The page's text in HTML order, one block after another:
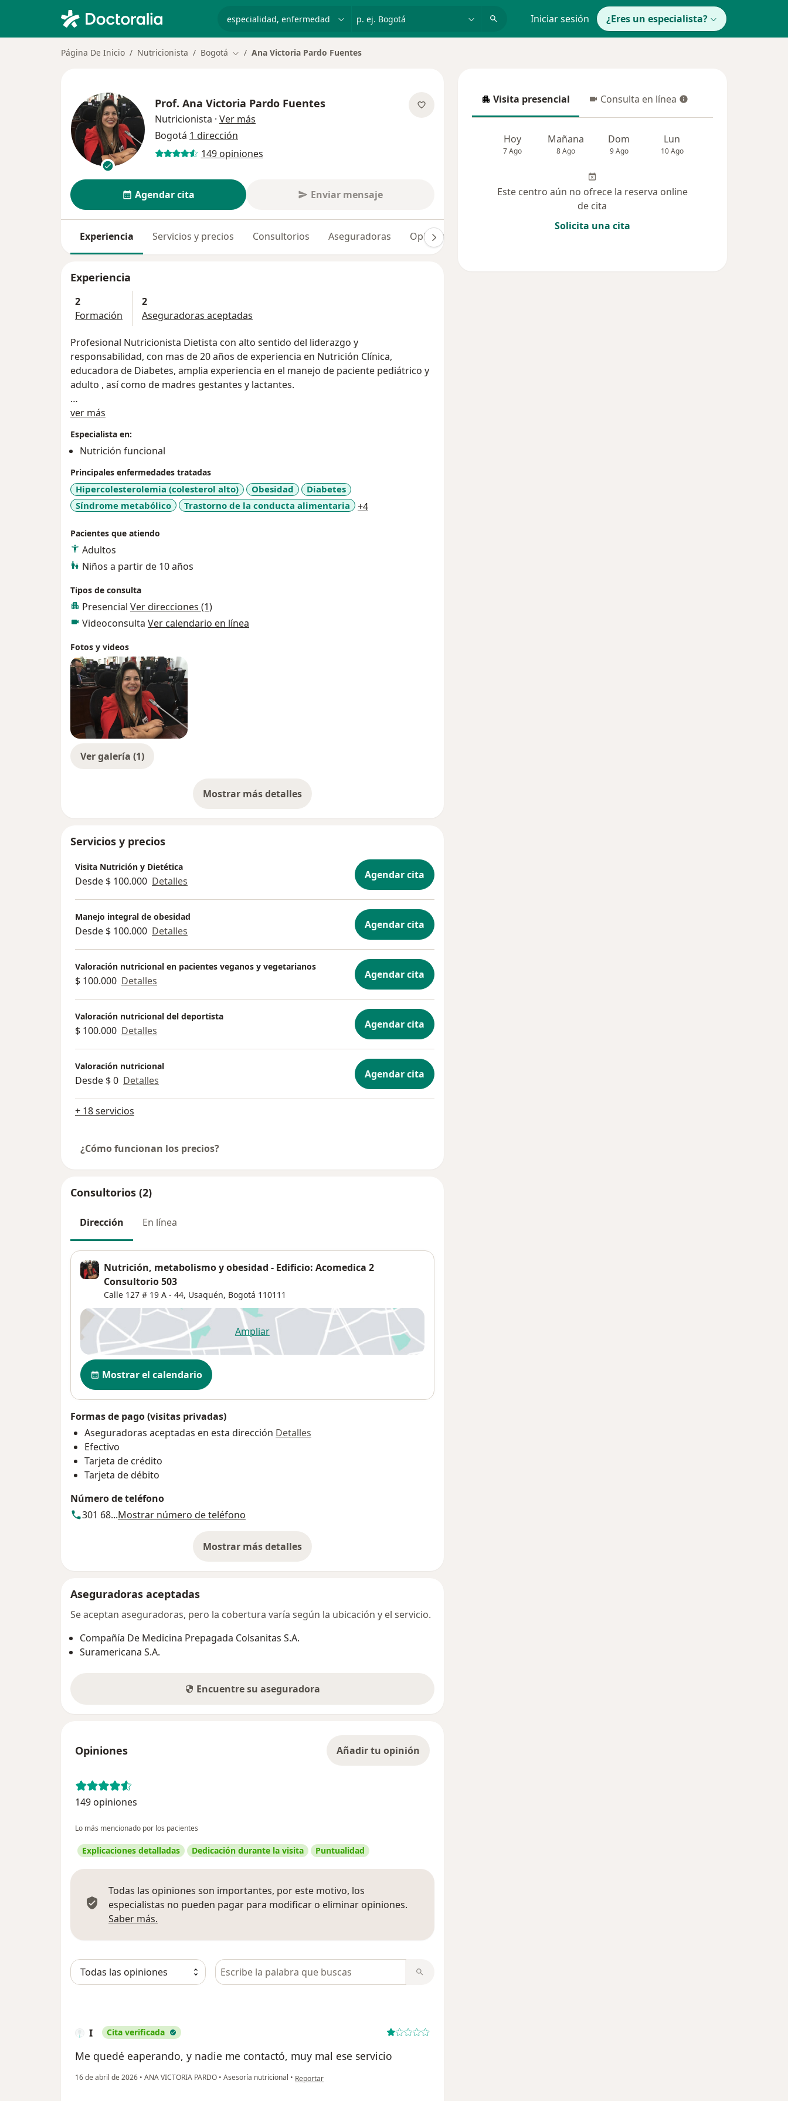
p. ej. Bogotá Iniciar sesión ¿Eres un especialista?
Página De Inicio Nutricionista Bogotá Cambiar de ciudad
Ana Victoria Pardo Fuentes
Prof. Ana Victoria Pardo Fuentes
Nutricionista · Ver más
Bogotá 1 dirección
149 opiniones
Agendar cita Enviar mensaje
Experiencia Servicios y precios Consultorios Aseguradoras Opiniones (149)
Experiencia
2
Formación
2
Aseguradoras aceptadas
Profesional Nutricionista Dietista con alto sentido del liderazgo y
responsabilidad, con mas de 20 años de experiencia en Nutrición Clínica,
educadora de Diabetes, amplia experiencia en el manejo de paciente pediátrico y
adulto , así como de madres gestantes y lactantes.
Especialista en manejo de la obesidad de manera integral, síndrome metabólico,
diverticulitis, hipertensión, enfermedad celiaca, estreñimiento y enfermedades
oncológicas entre otras .
ver más
Especialista en:
Nutrición funcional
Principales enfermedades tratadas
Hipercolesterolemia (colesterol alto) Obesidad
Diabetes
Síndrome metabólico
Trastorno de la conducta alimentaria +4a11y_sr_more_diseases
Pacientes que atiendo
Adultos
Niños a partir de 10 años
Tipos de consulta
Presencial Ver direcciones (1)
Videoconsulta Ver calendario en línea
Fotos y videos
Ver galería (1)
Mostrar más detalles
sobre la experiencia
Servicios y precios
Visita Nutrición y Dietética
Desde $ 100.000 Detalles Agendar cita
Manejo integral de obesidad
Desde $ 100.000 Detalles Agendar cita
Valoración nutricional en pacientes veganos y vegetarianos
$ 100.000 Detalles Agendar cita
Valoración nutricional del deportista
$ 100.000 Detalles Agendar cita
Valoración nutricional
Desde $ 0 Detalles Agendar cita
+ 18 servicios
¿Cómo funcionan los precios?
Consultorios (2)
Dirección En línea
Nutrición, metabolismo y obesidad - Edificio: Acomedica 2
Consultorio 503
Calle 127 # 19 A - 44, Usaquén, Bogotá 110111
Ampliarse abre en una nueva pestaña
Disponibilidad
Mostrar el calendario
Formas de pago (visitas privadas)
Aseguradoras aceptadas en esta dirección Detalles
Efectivo
Tarjeta de crédito
Tarjeta de débito
Número de teléfono
301 68...Mostrar número de teléfono
Mostrar más detalles
sobre la dirección
Aseguradoras aceptadas
Se aceptan aseguradoras, pero la cobertura varía según la ubicación y el servicio.
Compañía De Medicina Prepagada Colsanitas S.A.
Suramericana S.A.
Encuentre su aseguradora
Opiniones Añadir tu opinión
149 opiniones
Lo más mencionado por los pacientes
Explicaciones detalladas Dedicación durante la visita Puntualidad
Todas las opiniones son importantes, por este motivo, los
especialistas no pueden pagar para modificar o eliminar opiniones.
Saber más.
Busca en opiniones
I Cita verificada
Me quedé eaperando, y nadie me contactó, muy mal ese servicio
16 de abril de 2026 • ANA VICTORIA PARDO • Asesoría nutricional • en opinión del usuario I
Reportar
Visita presencial
Visita presencial Consulta en línea
Consulta en línea
Hoy
7 Ago
Mañana
8 Ago
Dom
9 Ago
Lun
10 Ago
Este centro aún no ofrece la reserva online
de cita
Solicita una cita